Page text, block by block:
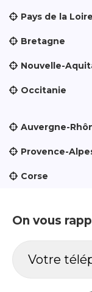
Pays de la Loire
Bretagne
Nouvelle-
Occitanie
Auvergne-
Provence-
Corse
On vous